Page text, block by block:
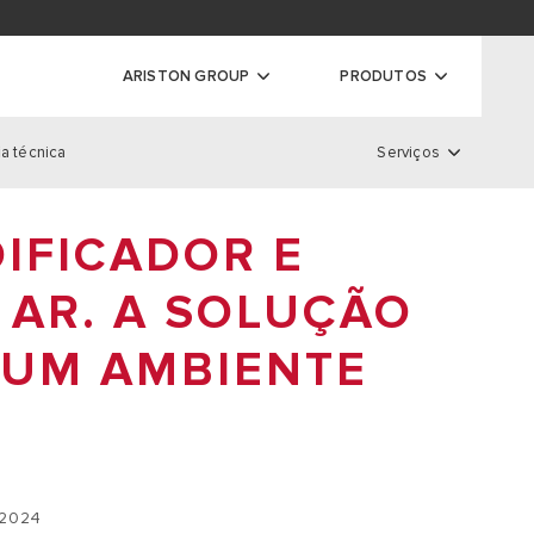
ARISTON GROUP PRODUTOS
DE CONDENSAÇÃO
DE CONDENSAÇÃO DE ALTA
técnica Serviços
Serviços
LOCALIZADOR DE GARANTIAS
REGISTO DE GARANTIAS
EXTENSÃO DE GARANTIA
E
A SOLUÇÃO
AMBIENTE